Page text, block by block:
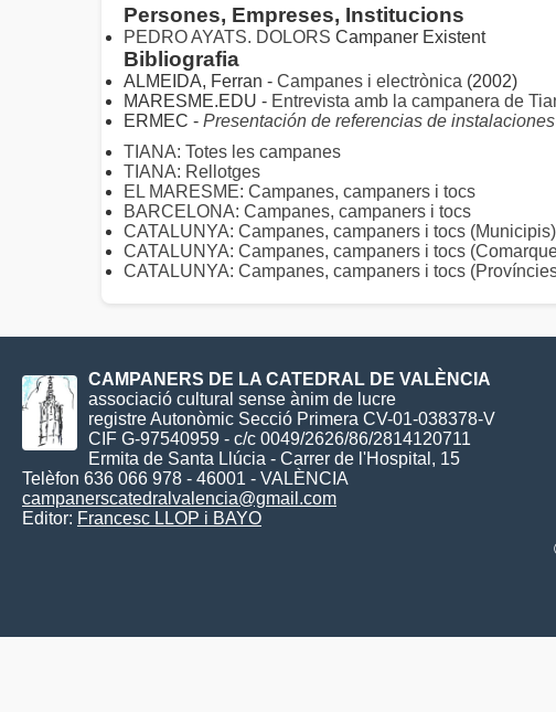
Persones, Empreses, Institucions
PEDRO AYATS. DOLORS Campaner Existent
Bibliografia
ALMEIDA, Ferran - Campanes i electrònica (2002)
MARESME.EDU - Entrevista amb la campanera de
ERMEC - Presentación de referencias de instalaciones
TIANA: Totes les campanes
TIANA: Rellotges
EL MARESME: Campanes, campaners i tocs
BARCELONA: Campanes, campaners i tocs
CATALUNYA: Campanes, campaners i tocs (Municipis)
CATALUNYA: Campanes, campaners i tocs
CATALUNYA: Campanes, campaners i tocs
CAMPANERS DE LA CATEDRAL DE VALÈNCIA
associació cultural sense ànim de lucre
registre Autonòmic Secció Primera CV-01-038378-V
CIF G-97540959 - c/c 0049/2626/86/2814120711
Ermita de Santa Llúcia - Carrer de l'Hospital, 15
Telèfon 636 066 978 - 46001 - VALÈNCIA
campanerscatedralvalencia@gmail.com
Editor: Francesc LLOP i BAYO